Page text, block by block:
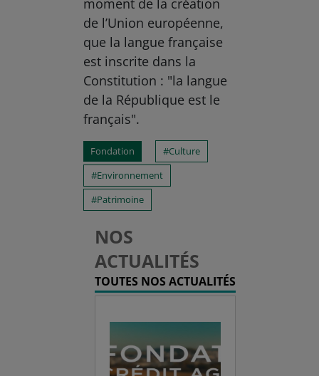
moment de la création
de l’Union européenne,
que la langue française
est inscrite dans la
Constitution : "la langue
de la République est le
français".
Fondation
Culture
Environnement
Patrimoine
NOS
ACTUALITÉS
TOUTES NOS ACTUALITÉS